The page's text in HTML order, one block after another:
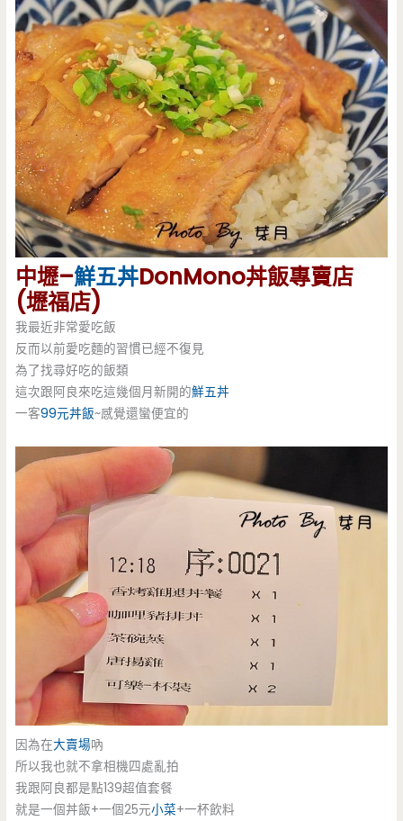
中壢–鮮五丼DonMono丼飯專賣店
(壢福店)
我最近非常愛吃飯
反而以前愛吃麵的習慣已經不復見
為了找尋好吃的飯類
這次跟阿良來吃這幾個月新開的鮮五丼
一客99元丼飯~感覺還蠻便宜的
因為在大賣場吶
所以我也就不拿相機四處亂拍
我跟阿良都是點139超值套餐
就是一個丼飯+一個25元小菜+一杯飲料